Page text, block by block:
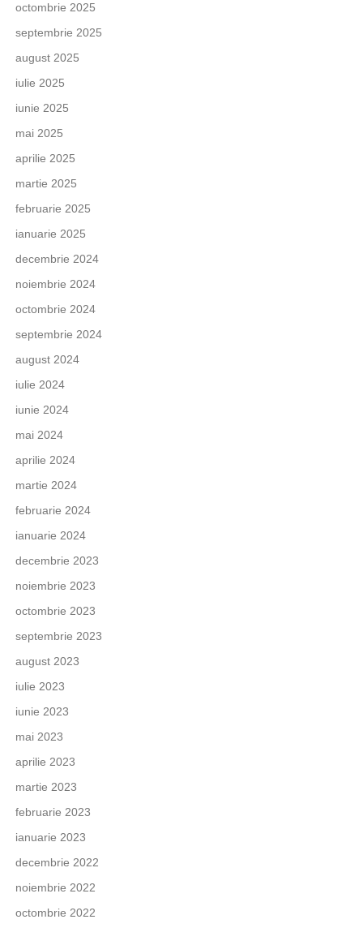
octombrie 2025
septembrie 2025
august 2025
iulie 2025
iunie 2025
mai 2025
aprilie 2025
martie 2025
februarie 2025
ianuarie 2025
decembrie 2024
noiembrie 2024
octombrie 2024
septembrie 2024
august 2024
iulie 2024
iunie 2024
mai 2024
aprilie 2024
martie 2024
februarie 2024
ianuarie 2024
decembrie 2023
noiembrie 2023
octombrie 2023
septembrie 2023
august 2023
iulie 2023
iunie 2023
mai 2023
aprilie 2023
martie 2023
februarie 2023
ianuarie 2023
decembrie 2022
noiembrie 2022
octombrie 2022